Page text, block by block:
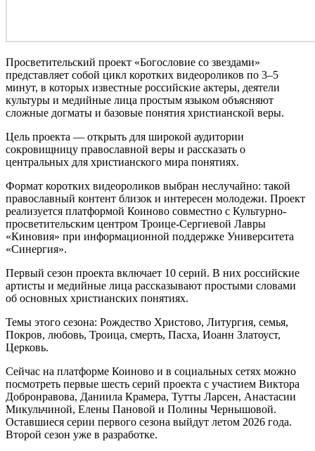
Просветительский проект «Богословие со звездами»
представляет собой цикл коротких видеороликов по 3–5
минут, в которых известные российские актеры, деятели
культуры и медийные лица простым языком объясняют
сложные догматы и базовые понятия христианской веры.
Цель проекта — открыть для широкой аудитории
сокровищницу православной веры и рассказать о
центральных для христианского мира понятиях.
Формат коротких видеороликов выбран неслучайно: такой
православный контент близок и интересен молодежи. Проект
реализуется платформой Коиново совместно с Культурно-
просветительским центром Троице-Сергиевой Лавры
«Киновия» при информационной поддержке Университета
«Синергия».
Первый сезон проекта включает 10 серий. В них российские
артисты и медийные лица рассказывают простыми словами
об основных христианских понятиях.
Темы этого сезона: Рождество Христово, Литургия, семья,
Покров, любовь, Троица, смерть, Пасха, Иоанн Златоуст,
Церковь.
Сейчас на платформе Коиново и в социальных сетях можно
посмотреть первые шесть серий проекта с участием Виктора
Добронравова, Даниила Крамера, Тутты Ларсен, Анастасии
Микульчиной, Елены Пановой и Полины Чернышовой.
Оставшиеся серии первого сезона выйдут летом 2026 года.
Второй сезон уже в разработке.